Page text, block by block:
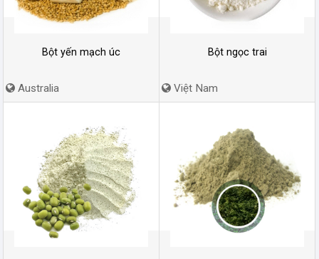
Bột yến mạch úc
Australia
Bột ngọc trai
Việt Nam